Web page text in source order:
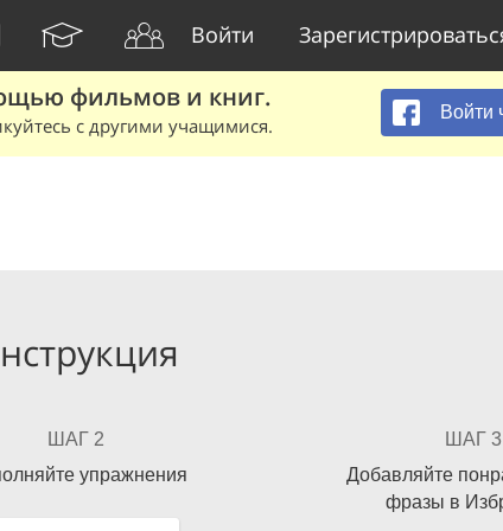
Войти
фильмов и книг.
с другими учащимися.
Войти
ШАГ 2
упражнения
ШАГ 3
Добавляйте
фразы в